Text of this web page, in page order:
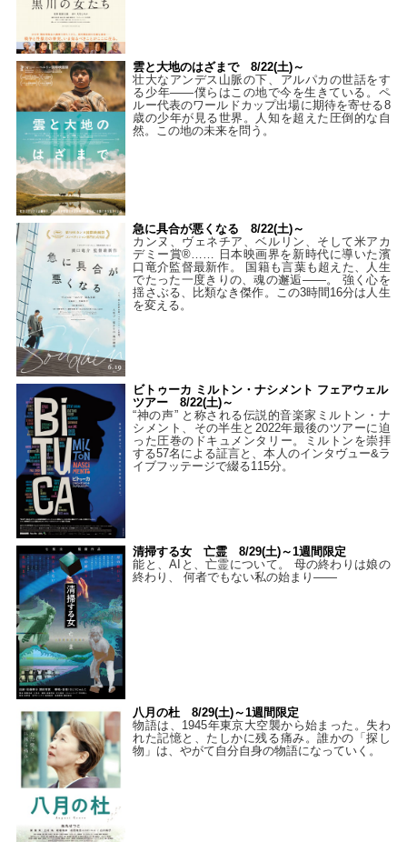
雲と大地のはざまで 8/22(土)～
壮大なアンデス山脈の下、アルパカの世話をす
る少年――僕らはこの地で今を生きている。ペ
ルー代表のワールドカップ出場に期待を寄せる8
歳の少年が見る世界。人知を超えた圧倒的な自
然。この地の未来を問う。
急に具合が悪くなる 8/22(土)～
カンヌ、ヴェネチア、ベルリン、そして米アカ
デミー賞®…… 日本映画界を新時代に導いた濱
口竜介監督最新作。 国籍も言葉も超えた、人生
でたった一度きりの、魂の邂逅――。 強く心を
揺さぶる、比類なき傑作。この3時間16分は人生
を変える。
ビトゥーカ ミルトン・ナシメント フェアウェル
ツアー 8/22(土)～
“神の声” と称される伝説的音楽家ミルトン・ナ
シメント、その半生と2022年最後のツアーに迫
った圧巻のドキュメンタリー。ミルトンを崇拝
する57名による証言と、本人のインタヴュー&ラ
イブフッテージで綴る115分。
清掃する女 亡霊 8/29(土)～1週間限定
能と、AIと、亡霊について。 母の終わりは娘の
終わり、 何者でもない私の始まり――
八月の杜 8/29(土)～1週間限定
物語は、1945年東京大空襲から始まった。失わ
れた記憶と、たしかに残る痛み。誰かの「探し
物」は、やがて自分自身の物語になっていく。